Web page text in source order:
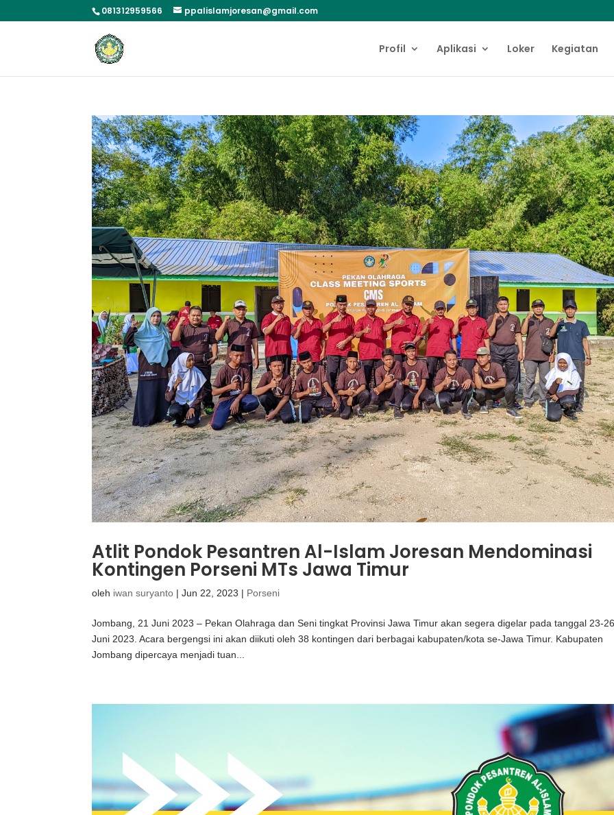
081312959566 ppalislamjoresan@gmail.com
Profil Aplikasi Loker Kegiatan
Atlit Pondok Pesantren Al-Islam Joresan Mendominasi
Kontingen Porseni MTs Jawa Timur
oleh iwan suryanto |Jun 22, 2023 | Porseni
Jombang, 21 Juni 2023 – Pekan Olahraga dan Seni tingkat Provinsi Jawa Timur akan segera digelar pada tanggal 23-
Juni 2023. Acara bergengsi ini akan diikuti oleh 38 kontingen dari berbagai kabupaten/kota se-Jawa Timur. Kabupaten
Jombang dipercaya menjadi tuan...